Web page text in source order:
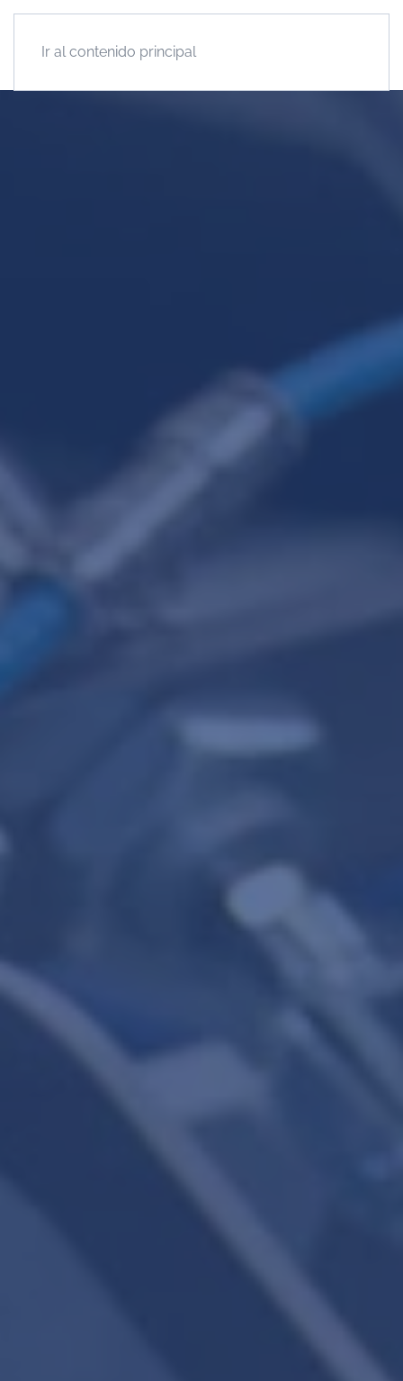
Ir al contenido principal